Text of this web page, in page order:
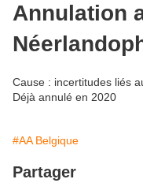
Annulation
Cause : incertitudes liés
Déjà annulé en 2020
#AA Belgique
Partager